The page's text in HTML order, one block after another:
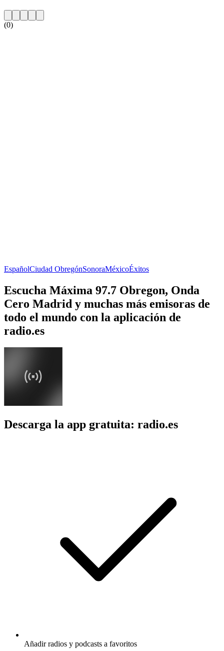
(0)
EspañolCiudad ObregónSonoraMéxicoÉxitos
Escucha Máxima 97.7 Obregon, Onda
Cero Madrid y muchas más emisoras de
todo el mundo con la aplicación de
radio.es
Descarga la app gratuita: radio.es
Añadir radios y podcasts a favoritos